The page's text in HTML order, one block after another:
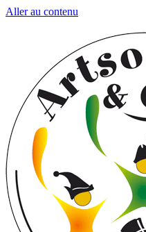
Aller au contenu